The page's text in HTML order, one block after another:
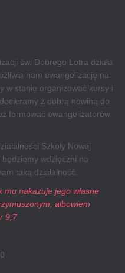
św. Dobrego Łotra działa
nam ewangelizację na
w stanie organizować kursy i
z dobrą nowiną do
formować ewangelizatorów
Szkoły Nowej
wdzięczni na
taką działalność.
mu nakazuje jego własne
albowiem
9,7